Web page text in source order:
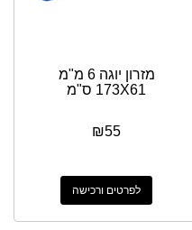
מזרון יוגה 6 מ"מ
173X61 ס"מ
₪55
לפרטים ורכישה